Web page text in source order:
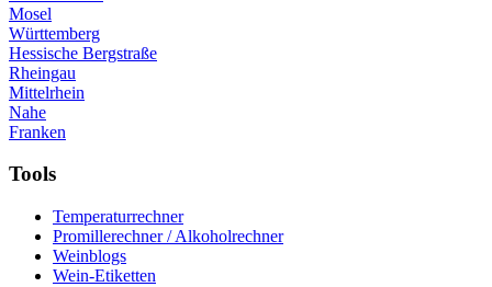
Mosel
Württemberg
Hessische Bergstraße
Rheingau
Mittelrhein
Nahe
Franken
Tools
Temperaturrechner
Promillerechner / Alkoholrechner
Weinblogs
Wein-Etiketten